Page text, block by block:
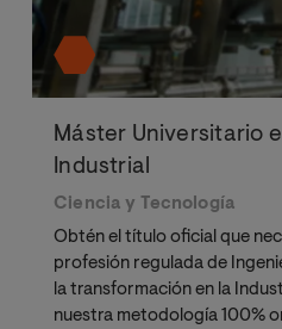
Máster Universitario
Industrial
Ciencia y Tecnología
Obtén el título oficial que
profesión regulada de
la transformación en la
nuestra metodología 100%